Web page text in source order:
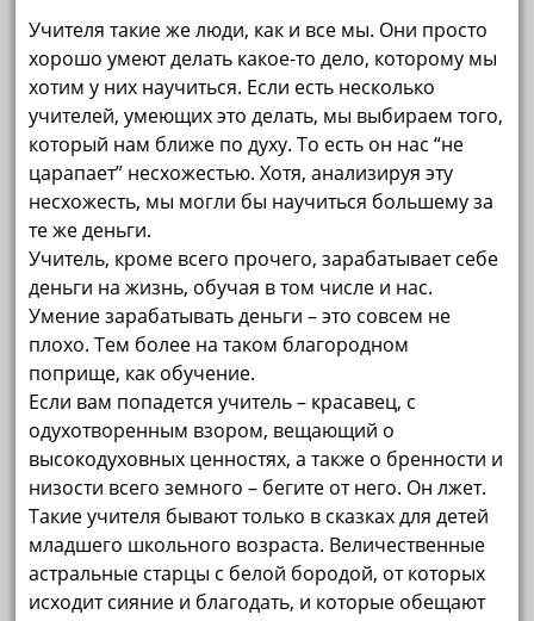
Учителя такие же люди, как и все мы. Они просто
хорошо умеют делать какое-то дело, которому мы
хотим у них научиться. Если есть несколько
учителей, умеющих это делать, мы выбираем того,
который нам ближе по духу. То есть он нас “не
царапает” несхожестью. Хотя, анализируя эту
несхожесть, мы могли бы научиться большему за
те же деньги.
Учитель, кроме всего прочего, зарабатывает себе
деньги на жизнь, обучая в том числе и нас.
Умение зарабатывать деньги – это совсем не
плохо. Тем более на таком благородном
поприще, как обучение.
Если вам попадется учитель – красавец, с
одухотворенным взором, вещающий о
высокодуховных ценностях, а также о бренности и
низости всего земного – бегите от него. Он лжет.
Такие учителя бывают только в сказках для детей
младшего школьного возраста. Величественные
астральные старцы с белой бородой, от которых
исходит сияние и благодать, и которые обещают